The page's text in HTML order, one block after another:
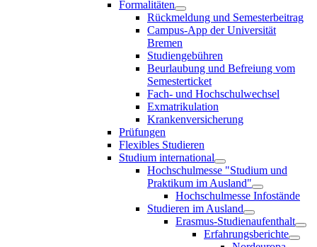
Formalitäten
Rückmeldung und Semesterbeitrag
Campus-App der Universität
Bremen
Studiengebühren
Beurlaubung und Befreiung vom
Semesterticket
Fach- und Hochschulwechsel
Exmatrikulation
Krankenversicherung
Prüfungen
Flexibles Studieren
Studium international
Hochschulmesse "Studium und
Praktikum im Ausland"
Hochschulmesse Infostände
Studieren im Ausland
Erasmus-Studienaufenthalt
Erfahrungsberichte